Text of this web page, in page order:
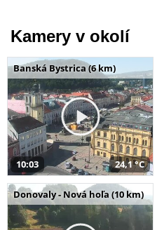
Kamery v okolí
Banská Bystrica (6 km)
10:03 24,1 °C
Donovaly - Nová hoľa (10 km)